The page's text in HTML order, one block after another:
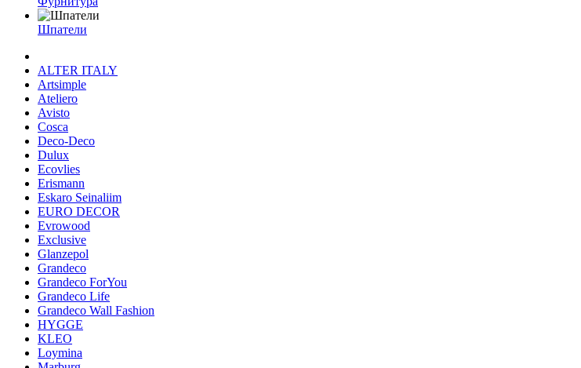
Шпатели
ALTER ITALY
Artsimple
Ateliero
Avisto
Cosca
Deco-Deco
Dulux
Ecovlies
Erismann
Eskaro Seinaliim
EURO DECOR
Evrowood
Exclusive
Glanzepol
Grandeco
Grandeco ForYou
Grandeco Life
Grandeco Wall Fashion
HYGGE
KLEO
Loymina